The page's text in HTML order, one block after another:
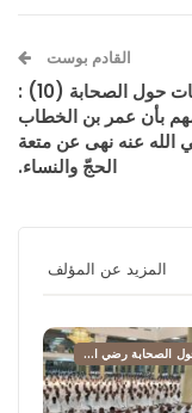
القادم بوست
شبهات حول الصحابة (10) :
بأن عمر بن الخطاب
الله عنه نهى عن متعة
الحجّ والنساء.
المزيد عن المؤلف
الشبهات حول الصحابة رضي الله عنهم